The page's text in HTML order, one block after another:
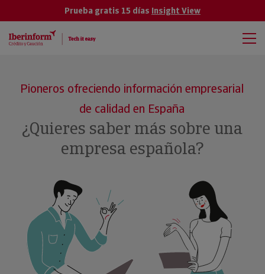
Prueba gratis 15 días Insight View
Pioneros ofreciendo información empresarial
de calidad en España
¿Quieres saber más sobre una
empresa española?